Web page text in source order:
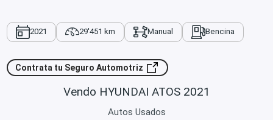
2021 29'451 km Manual Bencina
Contrata tu Seguro Automotriz
Vendo HYUNDAI ATOS 2021
Autos Usados